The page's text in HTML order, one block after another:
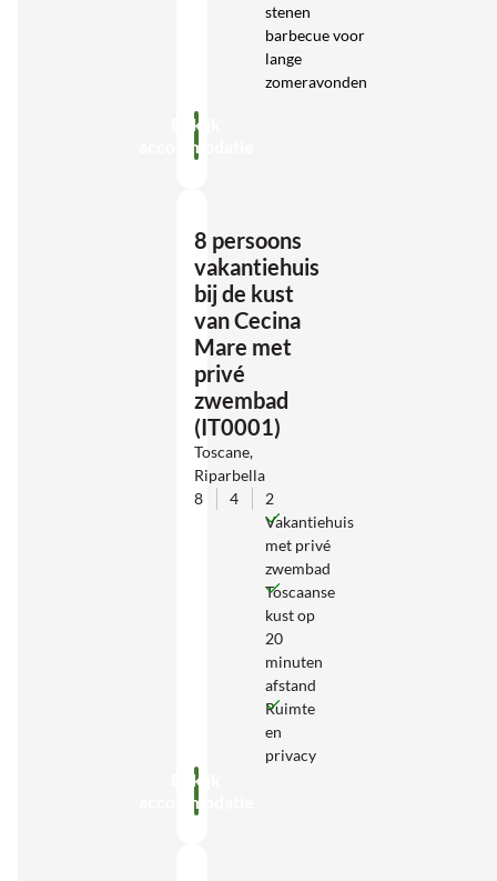
stenen
barbecue voor
lange
zomeravonden
Bekijk
accommodatie
8 persoons
vakantiehuis
bij de kust
van Cecina
Mare met
privé
zwembad
(IT0001)
Toscane,
Riparbella
8
4
2
Vakantiehuis
met privé
zwembad
Toscaanse
kust op
20
minuten
afstand
Ruimte
en
privacy
Bekijk
accommodatie